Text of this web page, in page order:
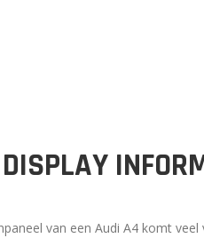
van een Audi A4 komt